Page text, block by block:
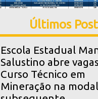
Últimos
Escola Estadual
Salustino abre
Curso Técnico em
Mineração na